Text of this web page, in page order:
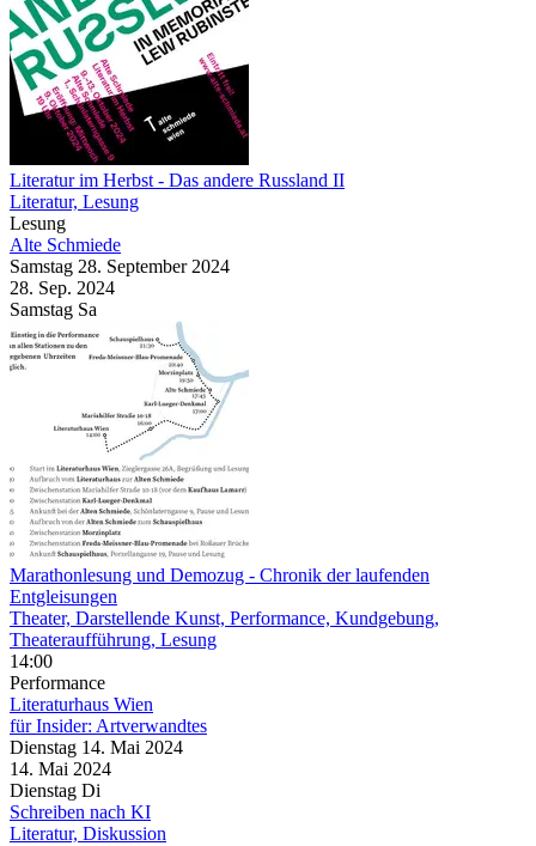
Literatur im Herbst - Das andere Russland II
Literatur, Lesung
Lesung
Alte Schmiede
Samstag 28. September 2024
28. Sep. 2024
Samstag Sa
Marathonlesung und Demozug - Chronik der laufenden
Entgleisungen
Theater, Darstellende Kunst, Performance, Kundgebung,
Theateraufführung, Lesung
14:00
Performance
Literaturhaus Wien
für Insider: Artverwandtes
Dienstag 14. Mai 2024
14. Mai 2024
Dienstag Di
Schreiben nach KI
Literatur, Diskussion